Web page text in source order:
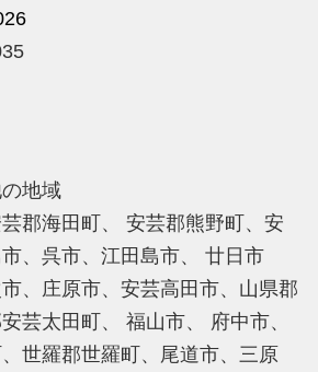
地域
郡海田町、 安芸郡熊野町、安
、呉市、江田島市、 廿日市
、庄原市、安芸高田市、山県郡
芸太田町、 福山市、 府中市、
世羅郡世羅町、尾道市、三原